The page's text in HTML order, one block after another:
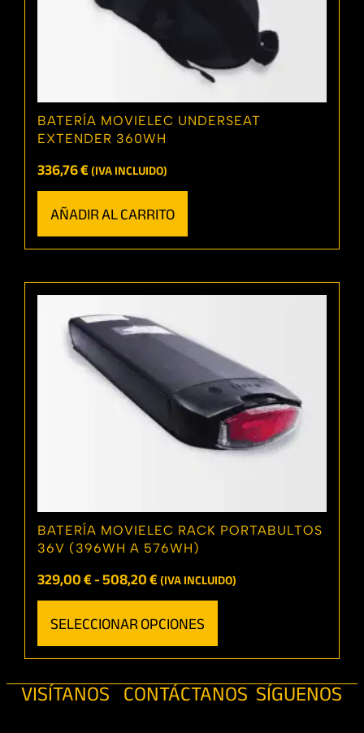
BATERÍA MOVIELEC UNDERSEAT
EXTENDER 360WH
336,76€(IVA INCLUIDO)
AÑADIR AL CARRITO
BATERÍA MOVIELEC RACK PORTABULTOS
36V (396WH A 576WH)
329,00€-508,20€(IVA INCLUIDO)
SELECCIONAR OPCIONES
VISÍTANOS CONTÁCTANOS SÍGUENOS